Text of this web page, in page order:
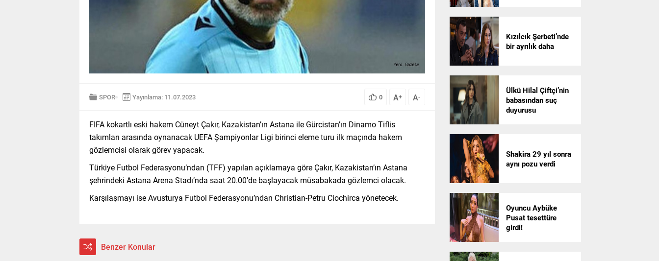
SPOR Yayınlama: 11.07.2023 0 A+ A-
FIFA kokartlı eski hakem Cüneyt Çakır, Kazakistan’ın Astana ile Gürcistan’ın Dinamo Tiflis
takımları arasında oynanacak UEFA Şampiyonlar Ligi birinci eleme turu ilk maçında hakem
gözlemcisi olarak görev yapacak.
Türkiye Futbol Federasyonu’ndan (TFF) yapılan açıklamaya göre Çakır, Kazakistan’ın Astana
şehrindeki Astana Arena Stadı’nda saat 20.00’de başlayacak müsabakada gözlemci olacak.
Karşılaşmayı ise Avusturya Futbol Federasyonu’ndan Christian-Petru Ciochirca yönetecek.
Benzer Konular
Kızılcık Şerbeti’nde
bir ayrılık daha
Ülkü Hilal Çiftçi’nin
babasından suç
duyurusu
Shakira 29 yıl sonra
aynı pozu verdi
Oyuncu Aybüke
Pusat tesettüre
girdi!